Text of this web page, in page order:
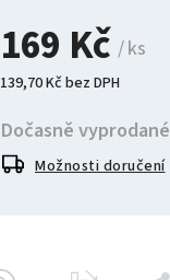
169 Kč / ks
139,70 Kč bez DPH
Dočasně vyprodané
Možnosti doručení